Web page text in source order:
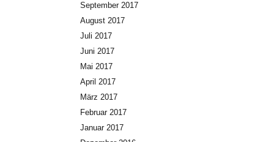
September 2017
August 2017
Juli 2017
Juni 2017
Mai 2017
April 2017
März 2017
Februar 2017
Januar 2017